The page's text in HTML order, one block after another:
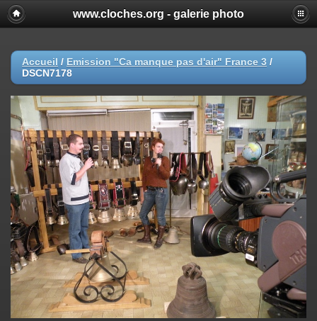
www.cloches.org - galerie photo
Accueil / Emission "Ca manque pas d'air" France 3 /
DSCN7178